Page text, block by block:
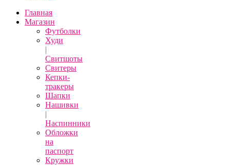
Главная
Магазин
Футболки
Худи
|
Свитшоты
Свитеры
Кепки-
тракеры
Шапки
Нашивки
|
Наспинники
Обложки
на
паспорт
Кружки